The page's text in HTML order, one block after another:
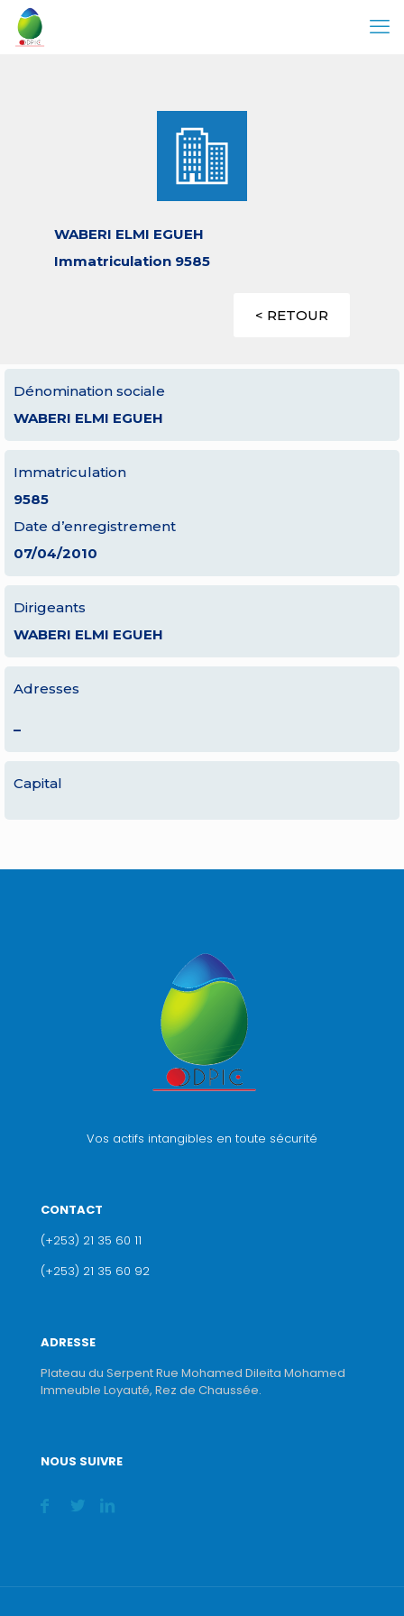
WABERI ELMI EGUEH
Immatriculation 9585
< RETOUR
Dénomination sociale
WABERI ELMI EGUEH
Immatriculation
9585
Date d’enregistrement
07/04/2010
Dirigeants
WABERI ELMI EGUEH
Adresses
–
Capital
Vos actifs intangibles en toute sécurité
CONTACT
(+253) 21 35 60 11
(+253) 21 35 60 92
ADRESSE
Plateau du Serpent Rue Mohamed Dileita Mohamed
Immeuble Loyauté, Rez de Chaussée.
NOUS SUIVRE